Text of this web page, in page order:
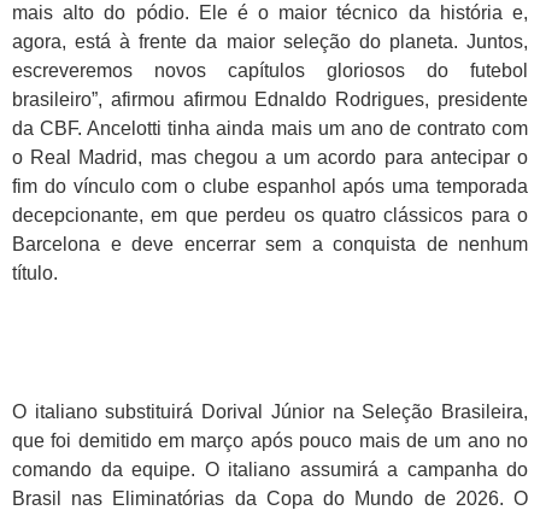
mais alto do pódio. Ele é o maior técnico da história e,
agora, está à frente da maior seleção do planeta. Juntos,
escreveremos novos capítulos gloriosos do futebol
brasileiro”, afirmou afirmou Ednaldo Rodrigues, presidente
da CBF. Ancelotti tinha ainda mais um ano de contrato com
o Real Madrid, mas chegou a um acordo para antecipar o
fim do vínculo com o clube espanhol após uma temporada
decepcionante, em que perdeu os quatro clássicos para o
Barcelona e deve encerrar sem a conquista de nenhum
título.
O italiano substituirá Dorival Júnior na Seleção Brasileira,
que foi demitido em março após pouco mais de um ano no
comando da equipe. O italiano assumirá a campanha do
Brasil nas Eliminatórias da Copa do Mundo de 2026. O